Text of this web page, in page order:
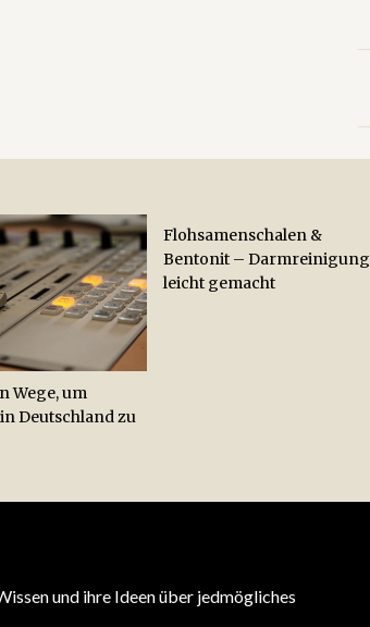
Wege, um
Deutschland zu
Flohsamenschalen &
Bentonit – Darmreinigung
leicht gemacht
und ihre Ideen über jedmögliches